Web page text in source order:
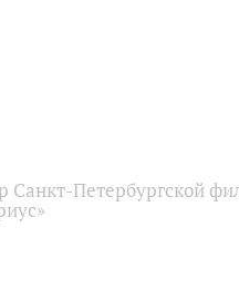
Санкт-Петербургской